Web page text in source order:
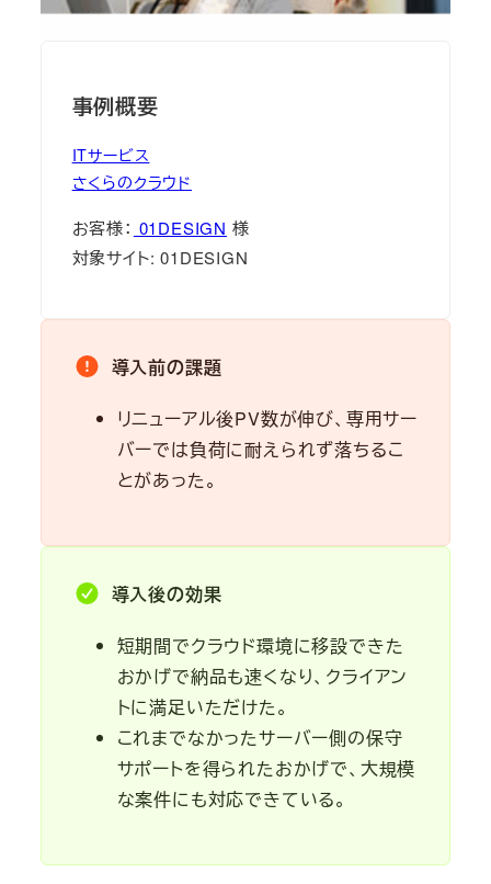
事例概要
ITサービス
さくらのクラウド
お客様： 01DESIGN 様
対象サイト: 01DESIGN
導入前の課題
リニューアル後PV数が伸び、専用サー
バーでは負荷に耐えられず落ちるこ
とがあった。
導入後の効果
短期間でクラウド環境に移設できた
おかげで納品も速くなり、クライアン
トに満足いただけた。
これまでなかったサーバー側の保守
サポートを得られたおかげで、大規模
な案件にも対応できている。